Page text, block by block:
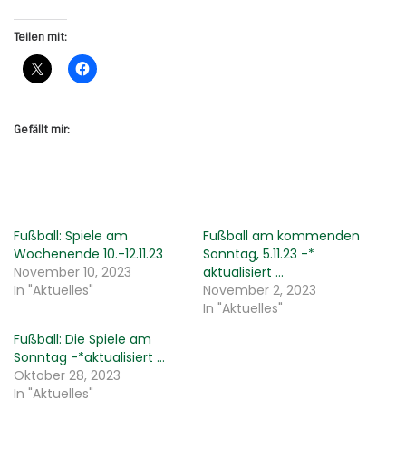
Teilen mit:
Gefällt mir:
Fußball: Spiele am
Wochenende 10.-12.11.23
November 10, 2023
In "Aktuelles"
Fußball am kommenden
Sonntag, 5.11.23 -*
aktualisiert …
November 2, 2023
In "Aktuelles"
Fußball: Die Spiele am
Sonntag -*aktualisiert …
Oktober 28, 2023
In "Aktuelles"